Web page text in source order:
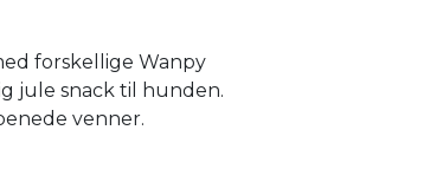
forskellige Wanpy
jule snack til hunden.
venner.